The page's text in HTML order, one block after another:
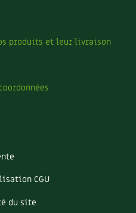
produits et leur livraison
CGU
du site